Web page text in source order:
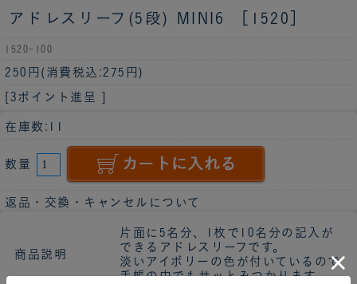
アドレスリーフ(5段) MINI6 ［1520］
1520-100
250円 (消費税込:275円)
[3ポイント進呈 ]
在庫数:11
数量
返品・交換・キャンセルについて
商品説明
片面に5名分、1枚で10名分の記入が
できるアドレスリーフです。
淡いアイボリーの色が付いているので
手帳の中でもサッとみつかります。